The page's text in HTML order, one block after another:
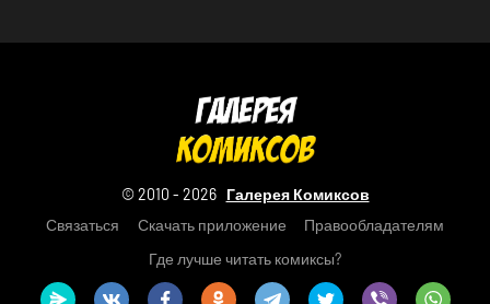
© 2010 - 2026 Галерея Комиксов
Связаться
Скачать приложение
Правообладателям
Где лучше читать комиксы?